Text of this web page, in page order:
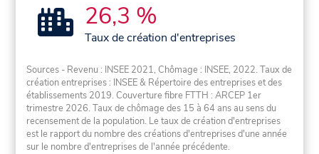
26,3 %
Taux de création d'entreprises
Sources - Revenu : INSEE 2021, Chômage : INSEE, 2022. Taux de
création entreprises : INSEE & Répertoire des entreprises et des
établissements 2019. Couverture fibre FTTH : ARCEP 1er
trimestre 2026. Taux de chômage des 15 à 64 ans au sens du
recensement de la population. Le taux de création d'entreprises
est le rapport du nombre des créations d'entreprises d'une année
sur le nombre d'entreprises de l'année précédente.